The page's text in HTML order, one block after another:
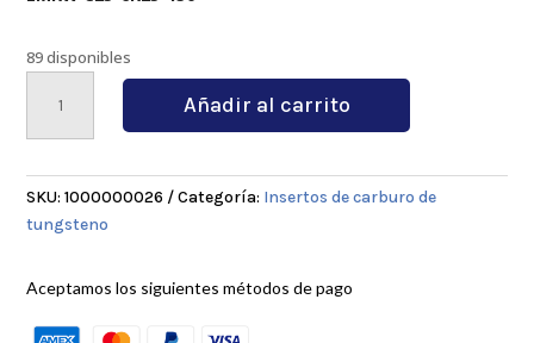
89 disponibles
RPMT1204MOE-
15
cantidad
Añadir al carrito
SKU:1000000026 Categoría: Insertos de carburo de
tungsteno
Aceptamos los siguientes métodos de pago